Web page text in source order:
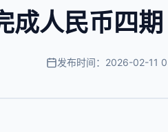
成人民币四
发布时间：2026-02-11